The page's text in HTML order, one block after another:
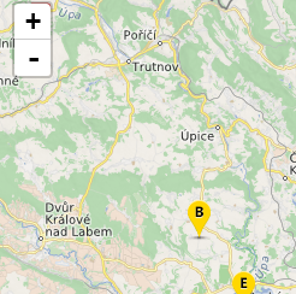
+
-